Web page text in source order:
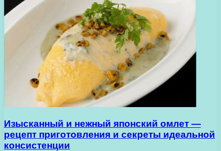
Изысканный и нежный японский омлет —
рецепт приготовления и секреты идеальной
консистенции